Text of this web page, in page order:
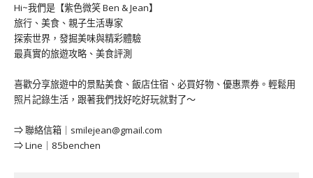
Hi~我們是【紫色微笑 Ben & Jean】
旅行、美食、親子生活專家
探索世界，發掘美味與精彩體驗
最真實的旅遊攻略、美食評測
喜歡分享旅遊中的景點美食、飯店住宿、必買好物、優惠票券。輕鬆用
照片記錄生活，跟著我們找好吃好玩就對了～
⇒ 聯絡信箱｜ smilejean@gmail.com
⇒ Line｜85benchen